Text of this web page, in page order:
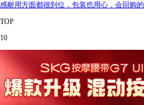
感耐用方面都很到位，包装也用心，会回购的
TOP
10